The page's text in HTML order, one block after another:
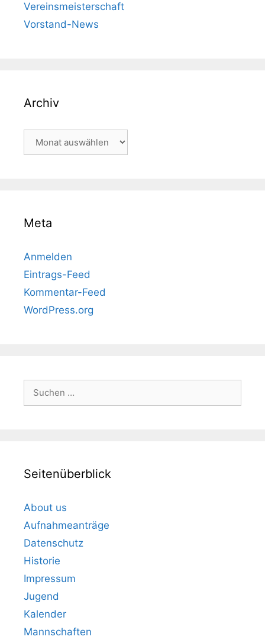
Vereinsmeisterschaft
Vorstand-News
Archiv
Archiv
Meta
Anmelden
Eintrags-Feed
Kommentar-Feed
WordPress.org
Suchen
Seitenüberblick
About us
Aufnahmeanträge
Datenschutz
Historie
Impressum
Jugend
Kalender
Mannschaften